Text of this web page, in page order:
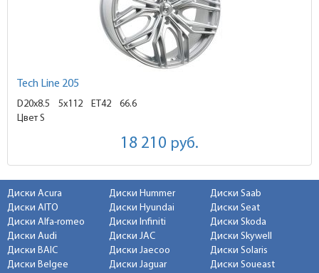
Tech Line 205
D20x8.5 5x112 ET42
66.6
Цвет S
18 210 руб.
Диски Acura
Диски AITO
Диски Alfa-romeo
Диски Audi
Диски BAIC
Диски Belgee
Диски Hummer
Диски Hyundai
Диски Infiniti
Диски JAC
Диски Jaecoo
Диски Jaguar
Диски Saab
Диски Seat
Диски Skoda
Диски Skywell
Диски Solaris
Диски Soueast